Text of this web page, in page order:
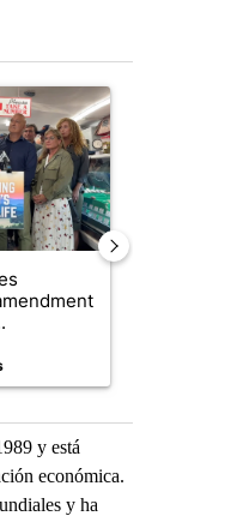
come with a $275 billion
"Drazan proposes
y está
económica.
y ha